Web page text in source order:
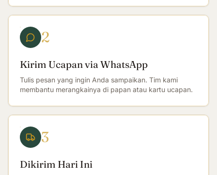
2
Kirim Ucapan via WhatsApp
Tulis pesan yang ingin Anda sampaikan. Tim kami
membantu merangkainya di papan atau kartu ucapan.
3
Dikirim Hari Ini